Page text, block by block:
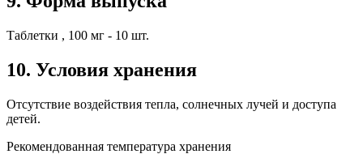
Таблетки , 100 мг - 10 шт.
10. Условия хранения
Отсутствие воздействия тепла, солнечных лучей и доступа
детей.
Рекомендованная температура хранения